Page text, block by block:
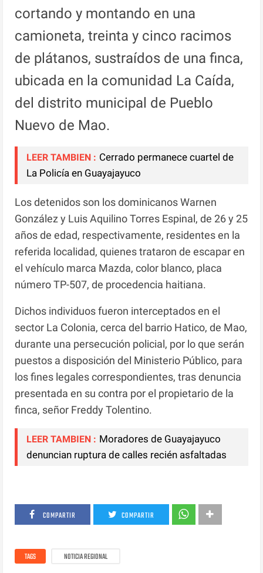
cortando y montando en una
camioneta, treinta y cinco racimos
de plátanos, sustraídos de una finca,
ubicada en la comunidad La Caída,
del distrito municipal de Pueblo
Nuevo de Mao.
LEER TAMBIEN : Cerrado permanece cuartel de
La Policía en Guayajayuco
Los detenidos son los dominicanos Warnen
González y Luis Aquilino Torres Espinal, de 26 y 25
años de edad, respectivamente, residentes en la
referida localidad, quienes trataron de escapar en
el vehículo marca Mazda, color blanco, placa
número TP-507, de procedencia haitiana.
Dichos individuos fueron interceptados en el
sector La Colonia, cerca del barrio Hatico, de Mao,
durante una persecución policial, por lo que serán
puestos a disposición del Ministerio Público, para
los fines legales correspondientes, tras denuncia
presentada en su contra por el propietario de la
finca, señor Freddy Tolentino.
LEER TAMBIEN : Moradores de Guayajayuco
denuncian ruptura de calles recién asfaltadas
COMPARTIR COMPARTIR
TAGS NOTICIA REGIONAL